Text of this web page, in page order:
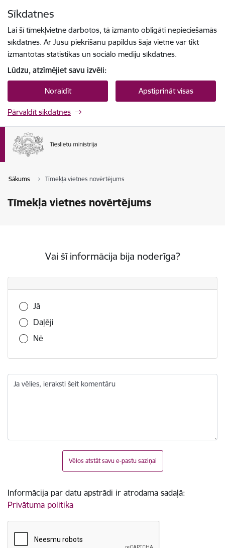
Sīkdatnes
Lai šī tīmekļvietne darbotos, tā izmanto obligāti nepieciešamās
sīkdatnes. Ar Jūsu piekrišanu papildus šajā vietnē var tikt
izmantotas statistikas un sociālo mediju sīkdatnes.
Lūdzu, atzīmējiet savu izvēli:
Noraidīt Apstiprināt visas
Pārvaldīt sīkdatnes
Sākums Tīmekļa vietnes novērtējums
Tīmekļa vietnes novērtējums
Vai šī informācija bija noderīga?
Vai šī informācija bija noderīga?
Jā
Daļēji
Nē
Ja vēlies, ieraksti šeit komentāru
Vēlos atstāt savu e-pastu saziņai
Informācija par datu apstrādi ir atrodama sadaļā:
Privātuma politika